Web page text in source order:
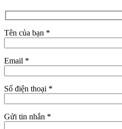
Tên của bạn *
Email *
Số điện thoại *
Gửi tin nhắn *